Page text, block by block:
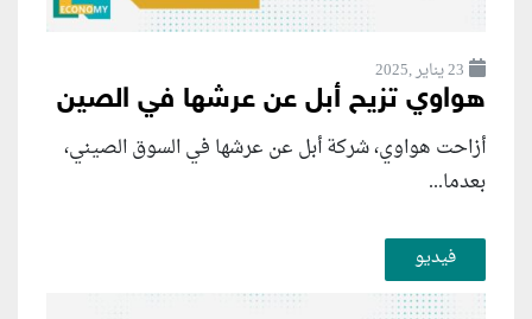
23 يناير ,2025
هواوي تزيح أبل عن عرشها في الصين
أزاحت هواوي، شركة أبل عن عرشها في السوق الصيني،
بعدما...
فيديو